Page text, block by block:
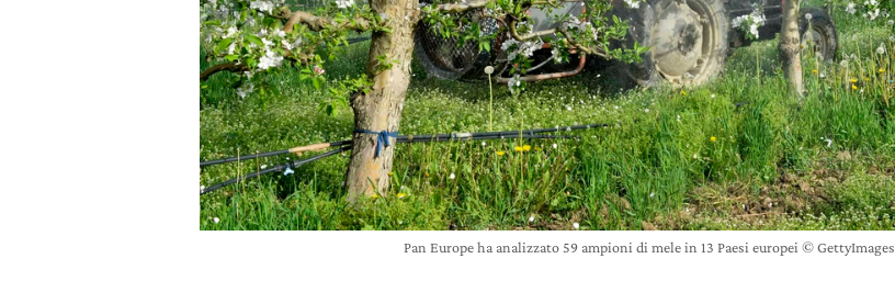
Pan Europe ha analizzato 59 ampioni di mele in 13 Paesi europei © GettyImages